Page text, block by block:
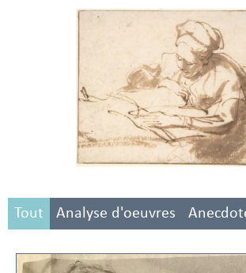
Analyse d'oeuvres
Tout